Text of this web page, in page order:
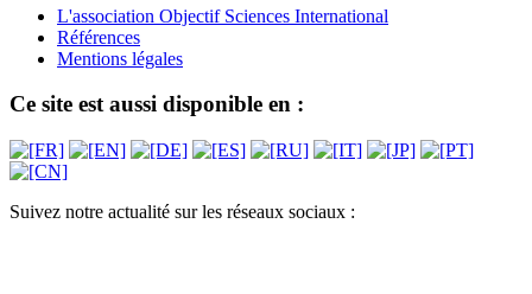
L'association Objectif Sciences International
Références
Mentions légales
Ce site est aussi disponible en :
Suivez notre actualité sur les réseaux sociaux :